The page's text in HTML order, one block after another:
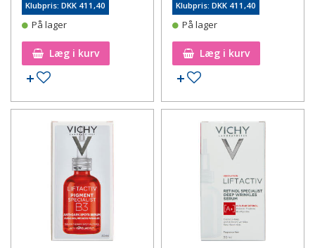
Klubpris: DKK 411,40
På lager
Læg i kurv
Tilføj til ønskeseddel
Klubpris: DKK 411,40
På lager
Læg i kurv
Tilføj til ønskeseddel